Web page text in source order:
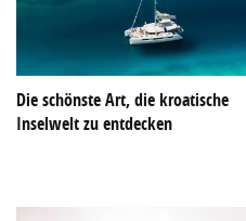
Die schönste Art, die kroatische
Inselwelt zu entdecken